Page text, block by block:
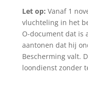
Let op: Vanaf 1
vluchteling in het
O-document dat is
aantonen dat hij
Bescherming valt.
loondienst zonder